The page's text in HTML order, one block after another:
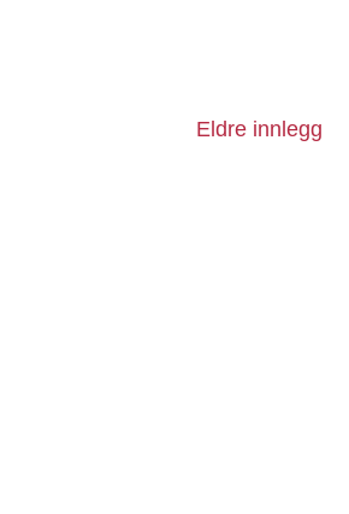
Eldre innlegg